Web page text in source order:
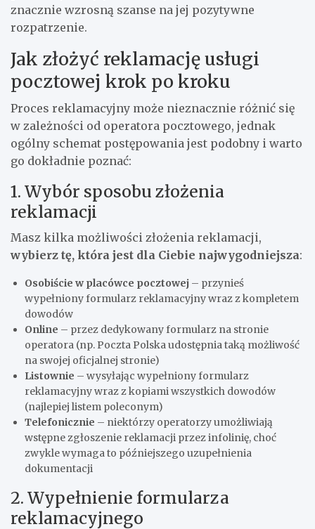
znacznie wzrosną szanse na jej pozytywne
rozpatrzenie.
Jak złożyć reklamację usługi
pocztowej krok po kroku
Proces reklamacyjny może nieznacznie różnić się
w zależności od operatora pocztowego, jednak
ogólny schemat postępowania jest podobny i warto
go dokładnie poznać:
1. Wybór sposobu złożenia
reklamacji
Masz kilka możliwości złożenia reklamacji,
wybierz tę, która jest dla Ciebie najwygodniejsza:
Osobiście w placówce pocztowej – przynieś
wypełniony formularz reklamacyjny wraz z kompletem
dowodów
Online – przez dedykowany formularz na stronie
operatora (np. Poczta Polska udostępnia taką możliwość
na swojej oficjalnej stronie)
Listownie – wysyłając wypełniony formularz
reklamacyjny wraz z kopiami wszystkich dowodów
(najlepiej listem poleconym)
Telefonicznie – niektórzy operatorzy umożliwiają
wstępne zgłoszenie reklamacji przez infolinię, choć
zwykle wymaga to późniejszego uzupełnienia
dokumentacji
2. Wypełnienie formularza
reklamacyjnego